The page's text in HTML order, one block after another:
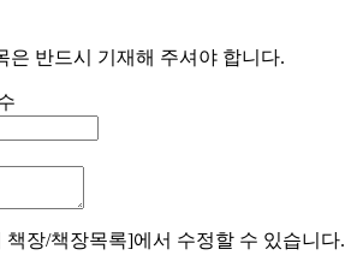
은 반드시 기재해 주셔야 합니다.
책장/책장목록]에서 수정할 수 있습니다.